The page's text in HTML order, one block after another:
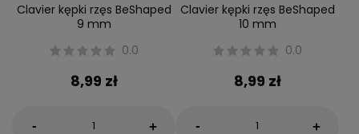
Clavier kępki rzęs BeShaped
9 mm
0.0
8,99 zł
- +
Clavier kępki rzęs BeShaped
10 mm
0.0
8,99 zł
- +